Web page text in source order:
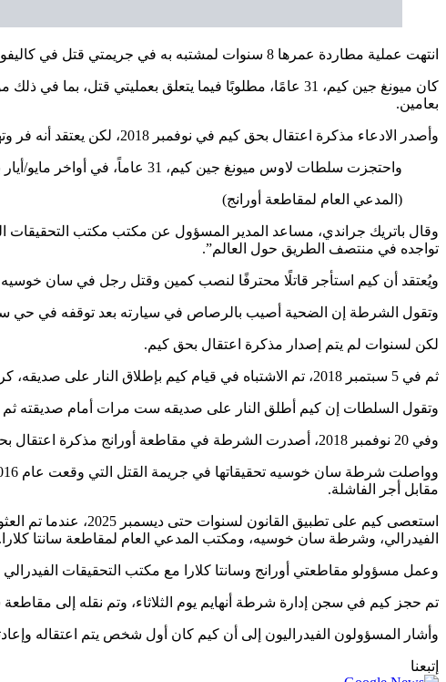
انتهت عملية مطاردة عمرها 8 سنوات لمشتبه به في جريمتي قتل في كاليفورنيا هذا الأسبوع بعد اعتقال مواطن كوري جنوبي في الخارج وإعادته إلى الولايات المتحدة لمواجهة تهم القتل.
بعامين.
وأصدر الادعاء مذكرة اعتقال بحق كيم في نوفمبر 2018، لكن يعتقد أنه فر وتهرب من السلطات لمدة ثماني سنوات.
واحتجزت سلطات لاوس ميونغ جين كيم، 31 عاماً، في أواخر مايو/أيار بسبب مخالفات تتعلق بالهجرة، ثم أُعيدت جواً إلى مطار لوس أنجلوس الدولي يوم الأربعاء.
(المدعي العام لمقاطعة أورانج)
وقال باتريك جراندي، مساعد المدير المسؤول عن مكتب مكتب التحقيقات
تواجده في منتصف الطريق حول العالم”.
ويُعتقد أن كيم استأجر قاتلًا محترفًا لنصب كمين وقتل رجل في سان خوسيه في 27 يونيو
وتقول الشرطة إن الضحية أصيب بالرصاص في سيارته بعد توقفه في حي
لكن لسنوات لم يتم إصدار مذكرة اعتقال بحق كيم.
ثم في 5 سبتمبر 2018، تم الاشتباه في قيام كيم بإطلاق النار على صديقه، كريستوفر كيم البالغ من العمر 26 عامًا، وقتله في ساحة انتظار السيارات في وستمنستر بعد أن تشاجر الاثنان حول المال.
وتقول السلطات إن كيم أطلق النار على صديقه ست مرات أمام صديقته ثم
وفي 20 نوفمبر 2018، أصدرت الشرطة في مقاطعة أورانج مذكرة اعتقال بحق كيم.
مقابل أجر الفاشلة.
استعصى كيم على
الفيدرالي، وشرطة سان خوسيه، ومكتب المدعي العام لمقاطعة سانتا
وعمل مسؤولو مقاطعتي أورانج وسانتا كلارا مع مكتب التحقيقات الفيدرالي
تم حجز كيم في سجن إدارة شرطة أنهايم يوم الثلاثاء، وتم نقله إلى مقاطعة
وأشار المسؤولون الفيدراليون إلى أن كيم كان أول شخص يتم اعتقاله
إتبعنا